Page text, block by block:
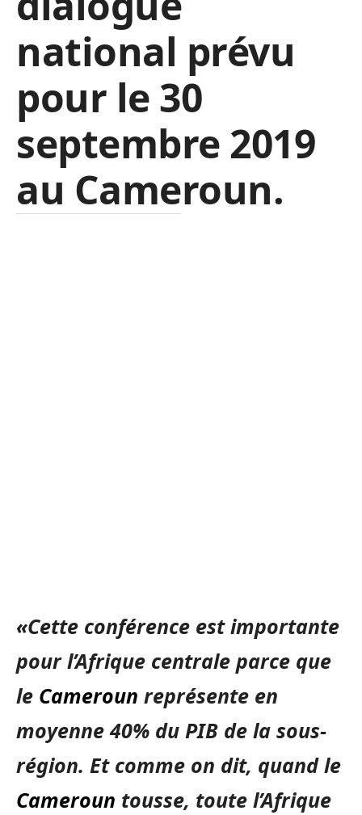
national prévu
pour le 30
septembre 2019
au Cameroun.
«Cette conférence est importante
pour l’Afrique centrale parce que
le Cameroun représente en
moyenne 40% du PIB de la sous-
région. Et comme on dit, quand le
Cameroun tousse, toute l’Afrique